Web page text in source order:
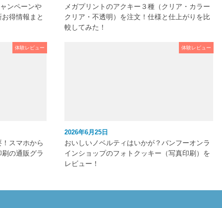
ンペーンや
得情報まと
メガプリントのアクキー３種（クリア・カラー
クリア・不透明）を注文！仕様と仕上がりを比
較してみた！
体験レビュー
スマホから
の通販グラ
体験レビュー
2026年6月25日
おいしいノベルティはいかが？バンフーオンラ
インショップのフォトクッキー（写真印刷）を
レビュー！